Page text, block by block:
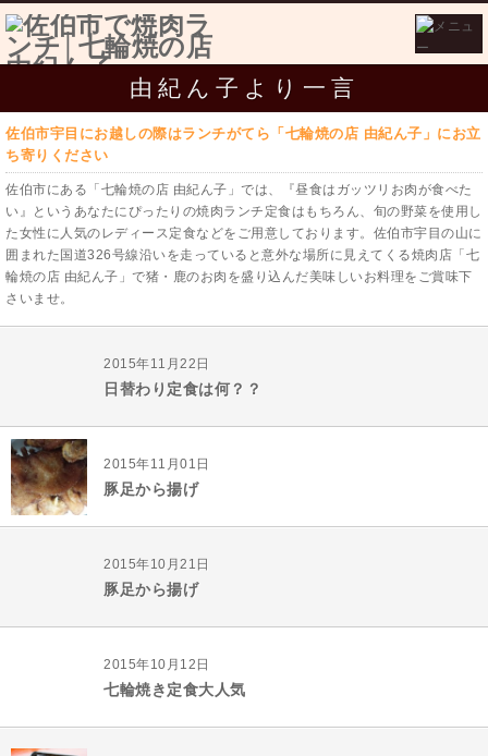
由紀ん子より一言
佐伯市宇目にお越しの際はランチがてら「七輪焼の店 由紀ん子」にお立
ち寄りください
佐伯市にある「七輪焼の店 由紀ん子」では、『昼食はガッツリお肉が食べた
い』というあなたにぴったりの焼肉ランチ定食はもちろん、旬の野菜を使用し
た女性に人気のレディース定食などをご用意しております。佐伯市宇目の山に
囲まれた国道326号線沿いを走っていると意外な場所に見えてくる焼肉店「七
輪焼の店 由紀ん子」で猪・鹿のお肉を盛り込んだ美味しいお料理をご賞味下
さいませ。
2015年11月22日
日替わり定食は何？？
2015年11月01日
豚足から揚げ
2015年10月21日
豚足から揚げ
2015年10月12日
七輪焼き定食大人気